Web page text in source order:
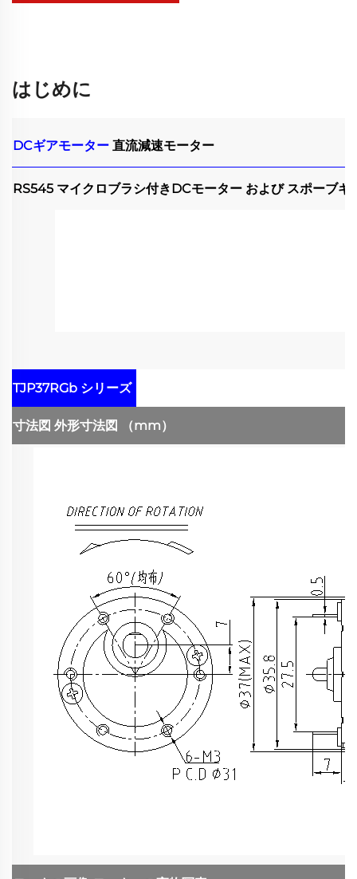
はじめに
DCギアモーター 直流減速モーター
RS545 マイクロブラシ付きDCモーター および スポーブギ
TJP37RGb シリーズ
寸法図 外形寸法図 （mm）